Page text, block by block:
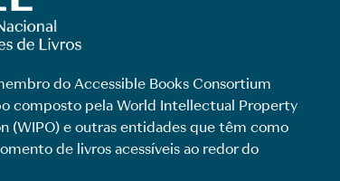
do Accessible Books Consortium
composto pela World Intellectual Property
(WIPO) e outras entidades que têm como
de livros acessíveis ao redor do